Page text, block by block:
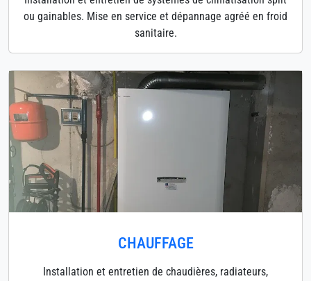
ou gainables. Mise en service et dépannage agréé en froid
sanitaire.
CHAUFFAGE
Installation et entretien de chaudières, radiateurs,